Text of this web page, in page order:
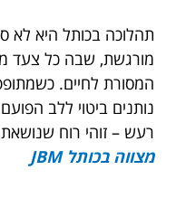
תהלוכה בכותל היא לא
מורגשת, שבה כל צעד
המסורת לחיים.
נותנים ביטוי ללב
רעש – זוהי רוח
מצווה בכותל JBM